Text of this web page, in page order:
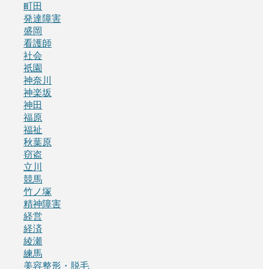
町田
発達障害
盛岡
看護師
社会
祇園
神奈川
神楽坂
神田
福原
福祉
秋葉原
窃盗
立川
競馬
竹ノ塚
精神障害
経営
経済
綾瀬
練馬
美容整形・脱毛